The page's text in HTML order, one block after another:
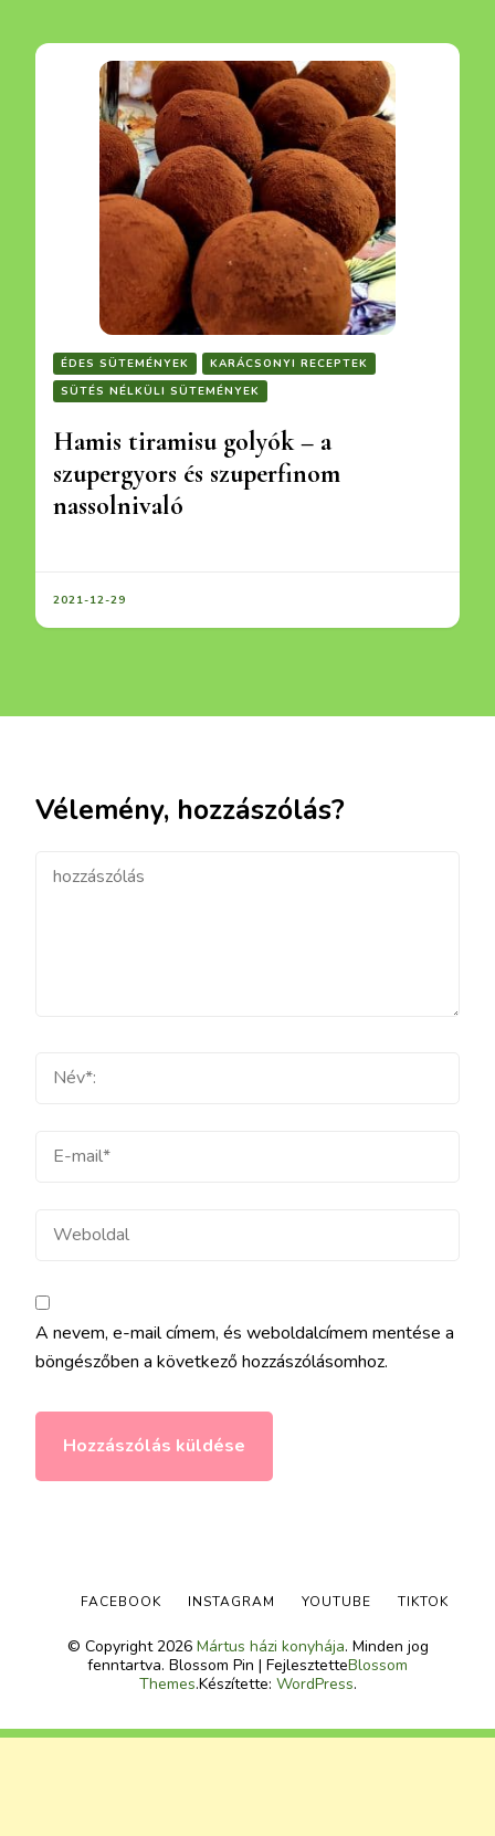
ÉDES SÜTEMÉNYEK
KARÁCSONYI RECEPTEK
SÜTÉS NÉLKÜLI SÜTEMÉNYEK
Hamis tiramisu golyók – a
szupergyors és szuperfinom
nassolnivaló
2021-12-29
Vélemény, hozzászólás?
hozzászólás
Teljes
E-
Weboldal
A nevem, e-mail címem, és weboldalcímem mentése a
böngészőben a következő hozzászólásomhoz.
© Copyright 2026 Mártus házi konyhája. Minden jog
fenntartva. Blossom Pin | FejlesztetteBlossom
Themes.Készítette: WordPress.
FACEBOOK INSTAGRAM YOUTUBE TIKTOK